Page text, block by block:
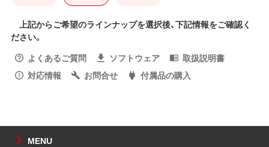
上記からご希望のラインナップを選択後、下記情報をご確認く
ださい。
よくあるご質問
ソフトウェア
取扱説明書
対応情報
お問合せ 付属品の購入
MENU